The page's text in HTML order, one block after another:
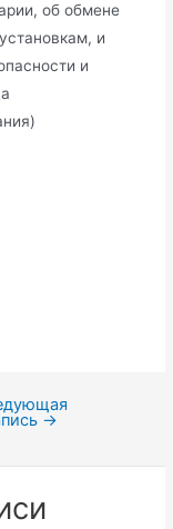
об обмене
и
и
→